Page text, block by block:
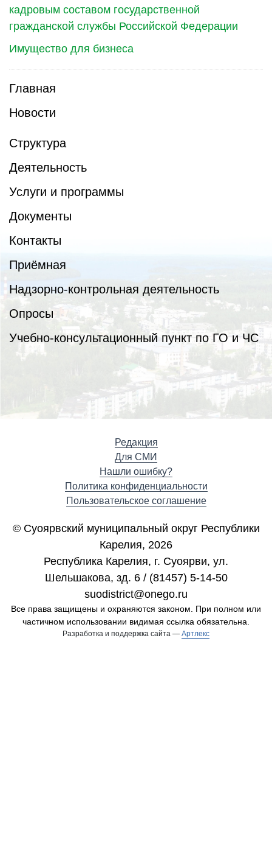
кадровым составом государственной
гражданской службы Российской Федерации
Имущество для бизнеса
Главная
Новости
Структура
Деятельность
Услуги и программы
Документы
Контакты
Приёмная
Надзорно-контрольная деятельность
Опросы
Учебно-консультационный пункт по ГО и ЧС
Редакция
Для СМИ
Нашли ошибку?
Политика конфиденциальности
Пользовательское соглашение
© Суоярвский муниципальный округ Республики
Карелия, 2026
Республика Карелия, г. Cуоярви, ул.
Шельшакова, зд. 6 / (81457) 5-14-50
suodistrict@onego.ru
Все права защищены и охраняются законом. При полном или
частичном использовании видимая ссылка обязательна.
Разработка и поддержка сайта — Артлекс